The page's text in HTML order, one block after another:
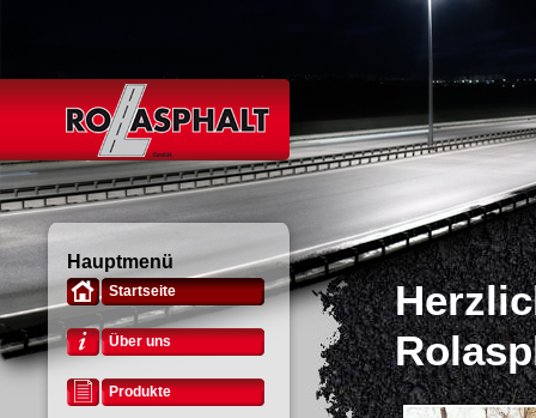
Hauptmenü
Startseite
Über uns
Produkte